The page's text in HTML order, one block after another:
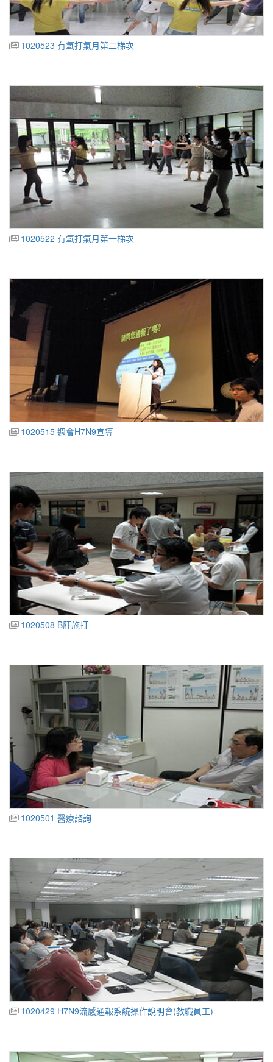
1020523 有氧打氣月第二梯次
1020522 有氧打氣月第一梯次
1020515 週會H7N9宣導
1020508 B肝施打
1020501 醫療諮詢
1020429 H7N9流感通報系統操作說明會(教職員工)